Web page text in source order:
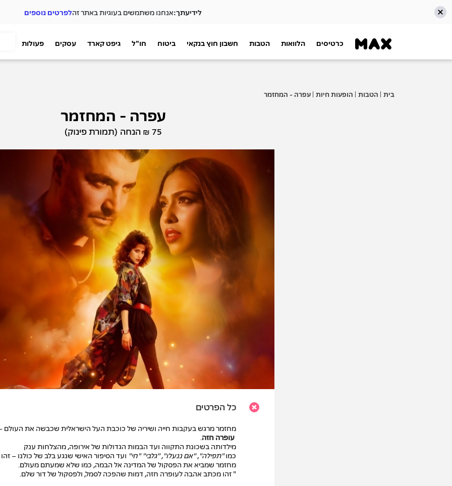
לידיעתך:אנחנו משתמשים בעוגיות באתר זהלפרטים נוספים
כרטיסים הלוואות הטבות חשבון חוץ בנקאי ביטוח חו"ל גיפט קארד עסקים פעולות
בית הטבות הופעות חיות עפרה - המחזמר
עפרה - המחזמר
75 ₪ הנחה (תמורת פינוק)
כל הפרטים
מחזמר מרגש בעקבות חייה ושיריה של כוכבת העל הישראלית שכבשה את העולם
עופרה חזה.
מילדותה בשכונת התקווה ועד הבמות הגדולות של אירופה, מהצלחות ענק
כמו"תפילה"
,
"אם ננעלו", "גלבי" "חי" ועד הסיפור האישי שנגע בלב של כולנו – זהו
מחזמר שמביא את הפסקול של המדינה אל הבמה, כמו שלא שמעתם מעולם.
" זהו מכתב אהבה לעופרה חזה, דמות שהפכה לסמל, ולפסקול של דור שלם.